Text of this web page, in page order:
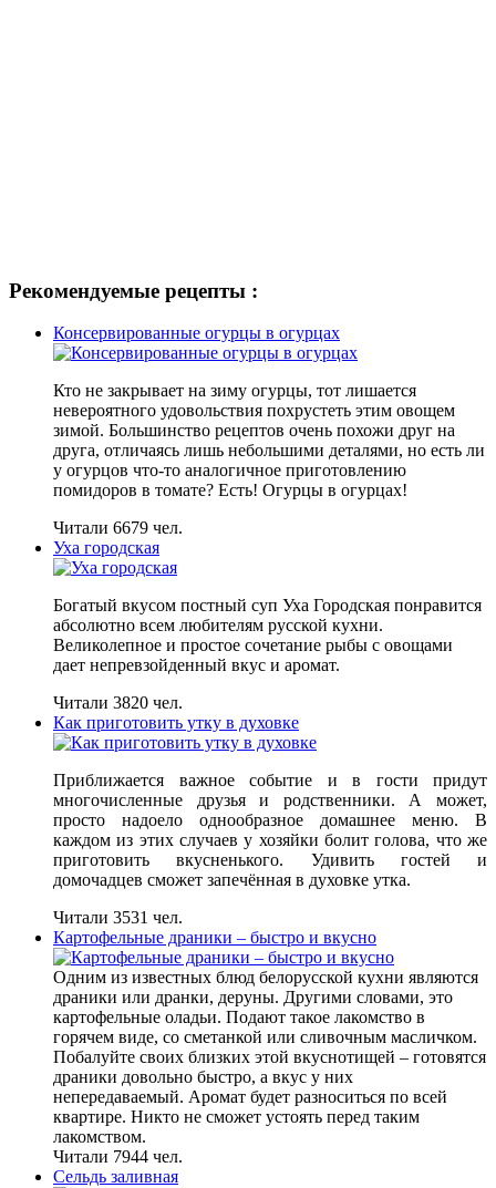
Рекомендуемые рецепты :
Консервированные огурцы в огурцах
Кто не закрывает на зиму огурцы, тот лишается
невероятного удовольствия похрустеть этим овощем
зимой. Большинство рецептов очень похожи друг на
друга, отличаясь лишь небольшими деталями, но есть ли
у огурцов что-то аналогичное приготовлению
помидоров в томате? Есть! Огурцы в огурцах!
Читали 6679 чел.
Уха городская
Богатый вкусом постный суп Уха Городская понравится
абсолютно всем любителям русской кухни.
Великолепное и простое сочетание рыбы с овощами
дает непревзойденный вкус и аромат.
Читали 3820 чел.
Как приготовить утку в духовке
Приближается важное событие и в гости придут
многочисленные друзья и родственники. А может,
просто надоело однообразное домашнее меню. В
каждом из этих случаев у хозяйки болит голова, что же
приготовить вкусненького. Удивить гостей и
домочадцев сможет запечённая в духовке утка.
Читали 3531 чел.
Картофельные драники – быстро и вкусно
Одним из известных блюд белорусской кухни являются
драники или дранки, деруны. Другими словами, это
картофельные оладьи. Подают такое лакомство в
горячем виде, со сметанкой или сливочным масличком.
Побалуйте своих близких этой вкуснотищей – готовятся
драники довольно быстро, а вкус у них
непередаваемый. Аромат будет разноситься по всей
квартире. Никто не сможет устоять перед таким
лакомством.
Читали 7944 чел.
Сельдь заливная